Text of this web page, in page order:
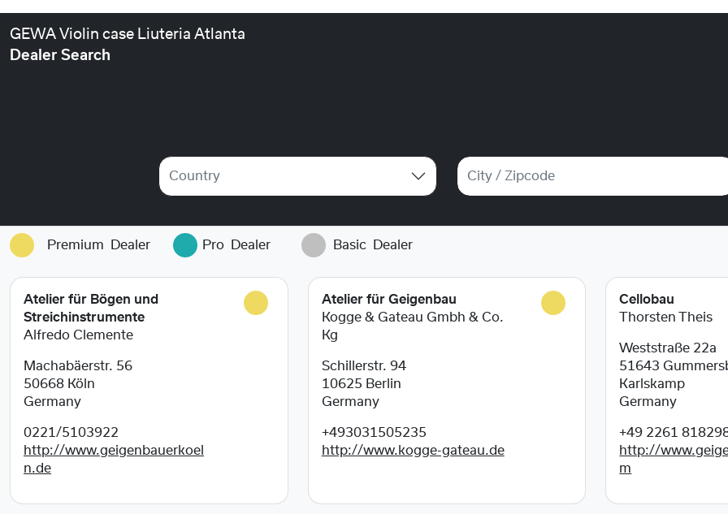
GEWA Violin case Liuteria Atlanta
Dealer Search
Country
Premium Dealer Pro Dealer Basic Dealer
Atelier für Bögen und
Streichinstrumente
Alfredo Clemente
Machabäerstr. 56
50668 Köln
Germany
0221/5103922
http://www.geigenbauerkoel
n.de
Atelier für Geigenbau
Kogge & Gateau Gmbh & Co.
Kg
Schillerstr. 94
10625 Berlin
Germany
+493031505235
http://www.kogge-gateau.de
Cellobau
Thorsten Theis
Weststraße 22a
51643
Karlskamp
Germany
+49 2261
http://
m